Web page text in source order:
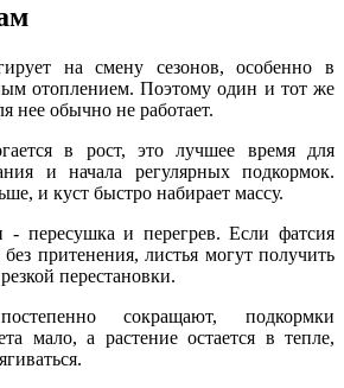
на смену сезонов, особенно в
отоплением. Поэтому один и тот же
нее обычно не работает.
в рост, это лучшее время для
и начала регулярных подкормок.
и куст быстро набирает массу.
- пересушка и перегрев. Если фатсия
притенения, листья могут получить
перестановки.
сокращают, подкормки
мало, а растение остается в тепле,